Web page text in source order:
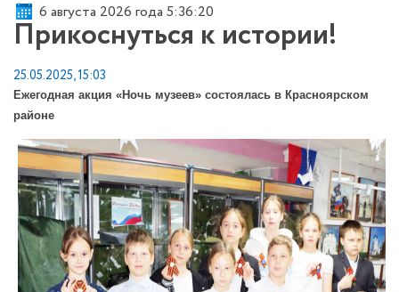
6 августа 2026 года 5:36:20
Прикоснуться к истории!
25.05.2025, 15:03
Ежегодная акция «Ночь музеев» состоялась в Красноярском
районе